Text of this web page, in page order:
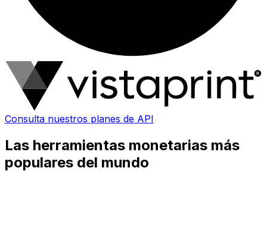
Consulta nuestros planes de API
Las herramientas monetarias más
populares del mundo